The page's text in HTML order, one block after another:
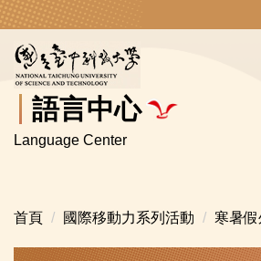
跳
主
要
容
區
語言中心
Language Center
首頁 國際移動力系列活動 寒暑